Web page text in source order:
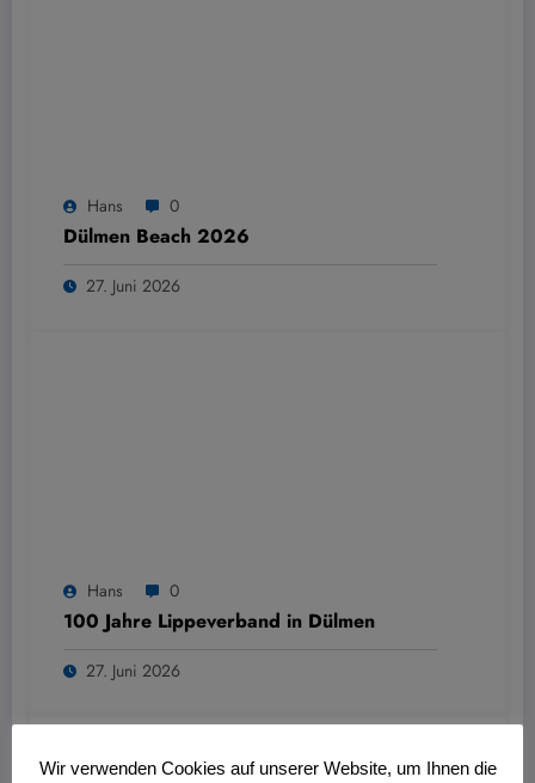
Hans 0
Dülmen Beach 2026
27. Juni 2026
Hans 0
100 Jahre Lippeverband in Dülmen
27. Juni 2026
Wir verwenden Cookies auf unserer Website, um Ihnen die